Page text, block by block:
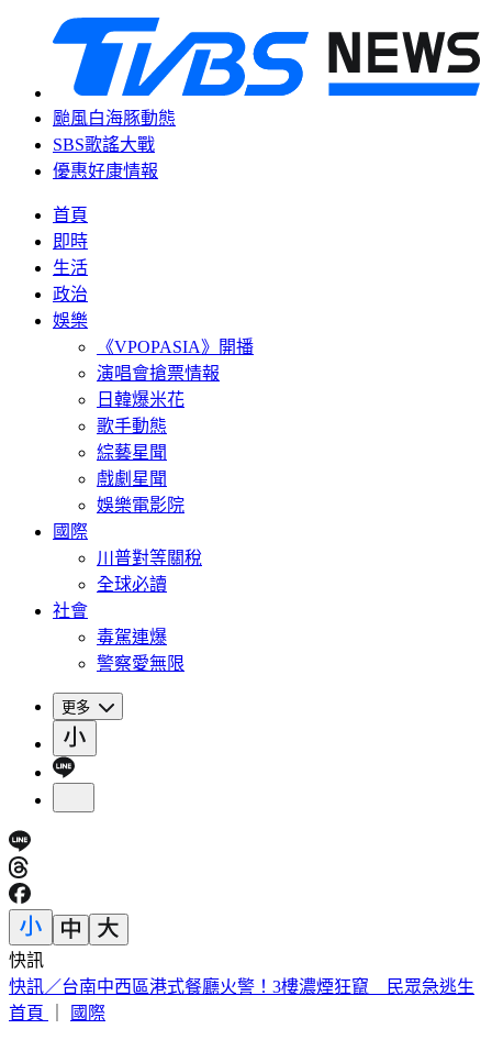
颱風白海豚動態
SBS歌謠大戰
優惠好康情報
首頁
即時
生活
政治
娛樂
《VPOPASIA》開播
演唱會搶票情報
日韓爆米花
歌手動態
綜藝星聞
戲劇星聞
娛樂電影院
國際
川普對等關稅
全球必讀
社會
毒駕連爆
警察愛無限
更多
快訊
這次沒有颱風假？白海豚災情頻傳 蔣萬安鬆口「沒放假原
因」